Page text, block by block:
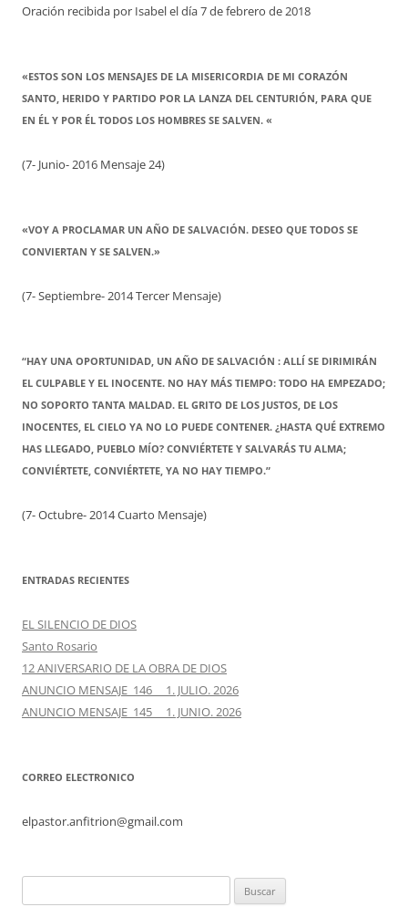
Oración recibida por Isabel el día 7 de febrero de 2018
«ESTOS SON LOS MENSAJES DE LA MISERICORDIA DE MI CORAZÓN
SANTO, HERIDO Y PARTIDO POR LA LANZA DEL CENTURIÓN, PARA QUE
EN ÉL Y POR ÉL TODOS LOS HOMBRES SE SALVEN. «
(7- Junio- 2016 Mensaje 24)
«VOY A PROCLAMAR UN AÑO DE SALVACIÓN. DESEO QUE TODOS SE
CONVIERTAN Y SE SALVEN.»
(7- Septiembre- 2014 Tercer Mensaje)
“HAY UNA OPORTUNIDAD, UN AÑO DE SALVACIÓN : ALLÍ SE DIRIMIRÁN
EL CULPABLE Y EL INOCENTE. NO HAY MÁS TIEMPO: TODO HA EMPEZADO;
NO SOPORTO TANTA MALDAD. EL GRITO DE LOS JUSTOS, DE LOS
INOCENTES, EL CIELO YA NO LO PUEDE CONTENER. ¿HASTA QUÉ EXTREMO
HAS LLEGADO, PUEBLO MÍO? CONVIÉRTETE Y SALVARÁS TU ALMA;
CONVIÉRTETE, CONVIÉRTETE, YA NO HAY TIEMPO.”
(7- Octubre- 2014 Cuarto Mensaje)
ENTRADAS RECIENTES
EL SILENCIO DE DIOS
Santo Rosario
12 ANIVERSARIO DE LA OBRA DE DIOS
ANUNCIO MENSAJE 146 1. JULIO. 2026
ANUNCIO MENSAJE 145 1. JUNIO. 2026
CORREO ELECTRONICO
elpastor.anfitrion@gmail.com